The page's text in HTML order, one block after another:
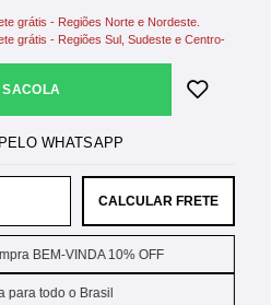
grátis - Regiões Norte e Nordeste.
grátis - Regiões Sul, Sudeste e Centro-
CALCULAR FRETE
BEM-VINDA 10% OFF
para todo o Brasil